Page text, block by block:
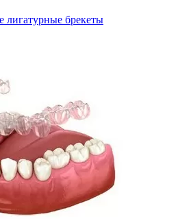
лигатурные брекеты